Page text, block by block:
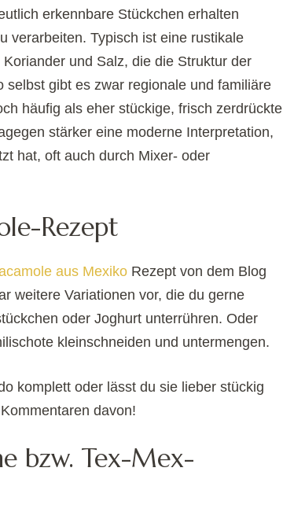
erkennbare Stückchen erhalten
verarbeiten. Typisch ist eine rustikale
und Salz, die die Struktur der
gibt es zwar regionale und familiäre
häufig als eher stückige, frisch zerdrückte
stärker eine moderne Interpretation,
hat, oft auch durch Mixer- oder
Rezept
aus Mexiko Rezept von dem Blog
weitere Variationen vor, die du gerne
oder Joghurt unterrühren. Oder
kleinschneiden und untermengen.
komplett oder lässt du sie lieber stückig
davon!
bzw. Tex-Mex-